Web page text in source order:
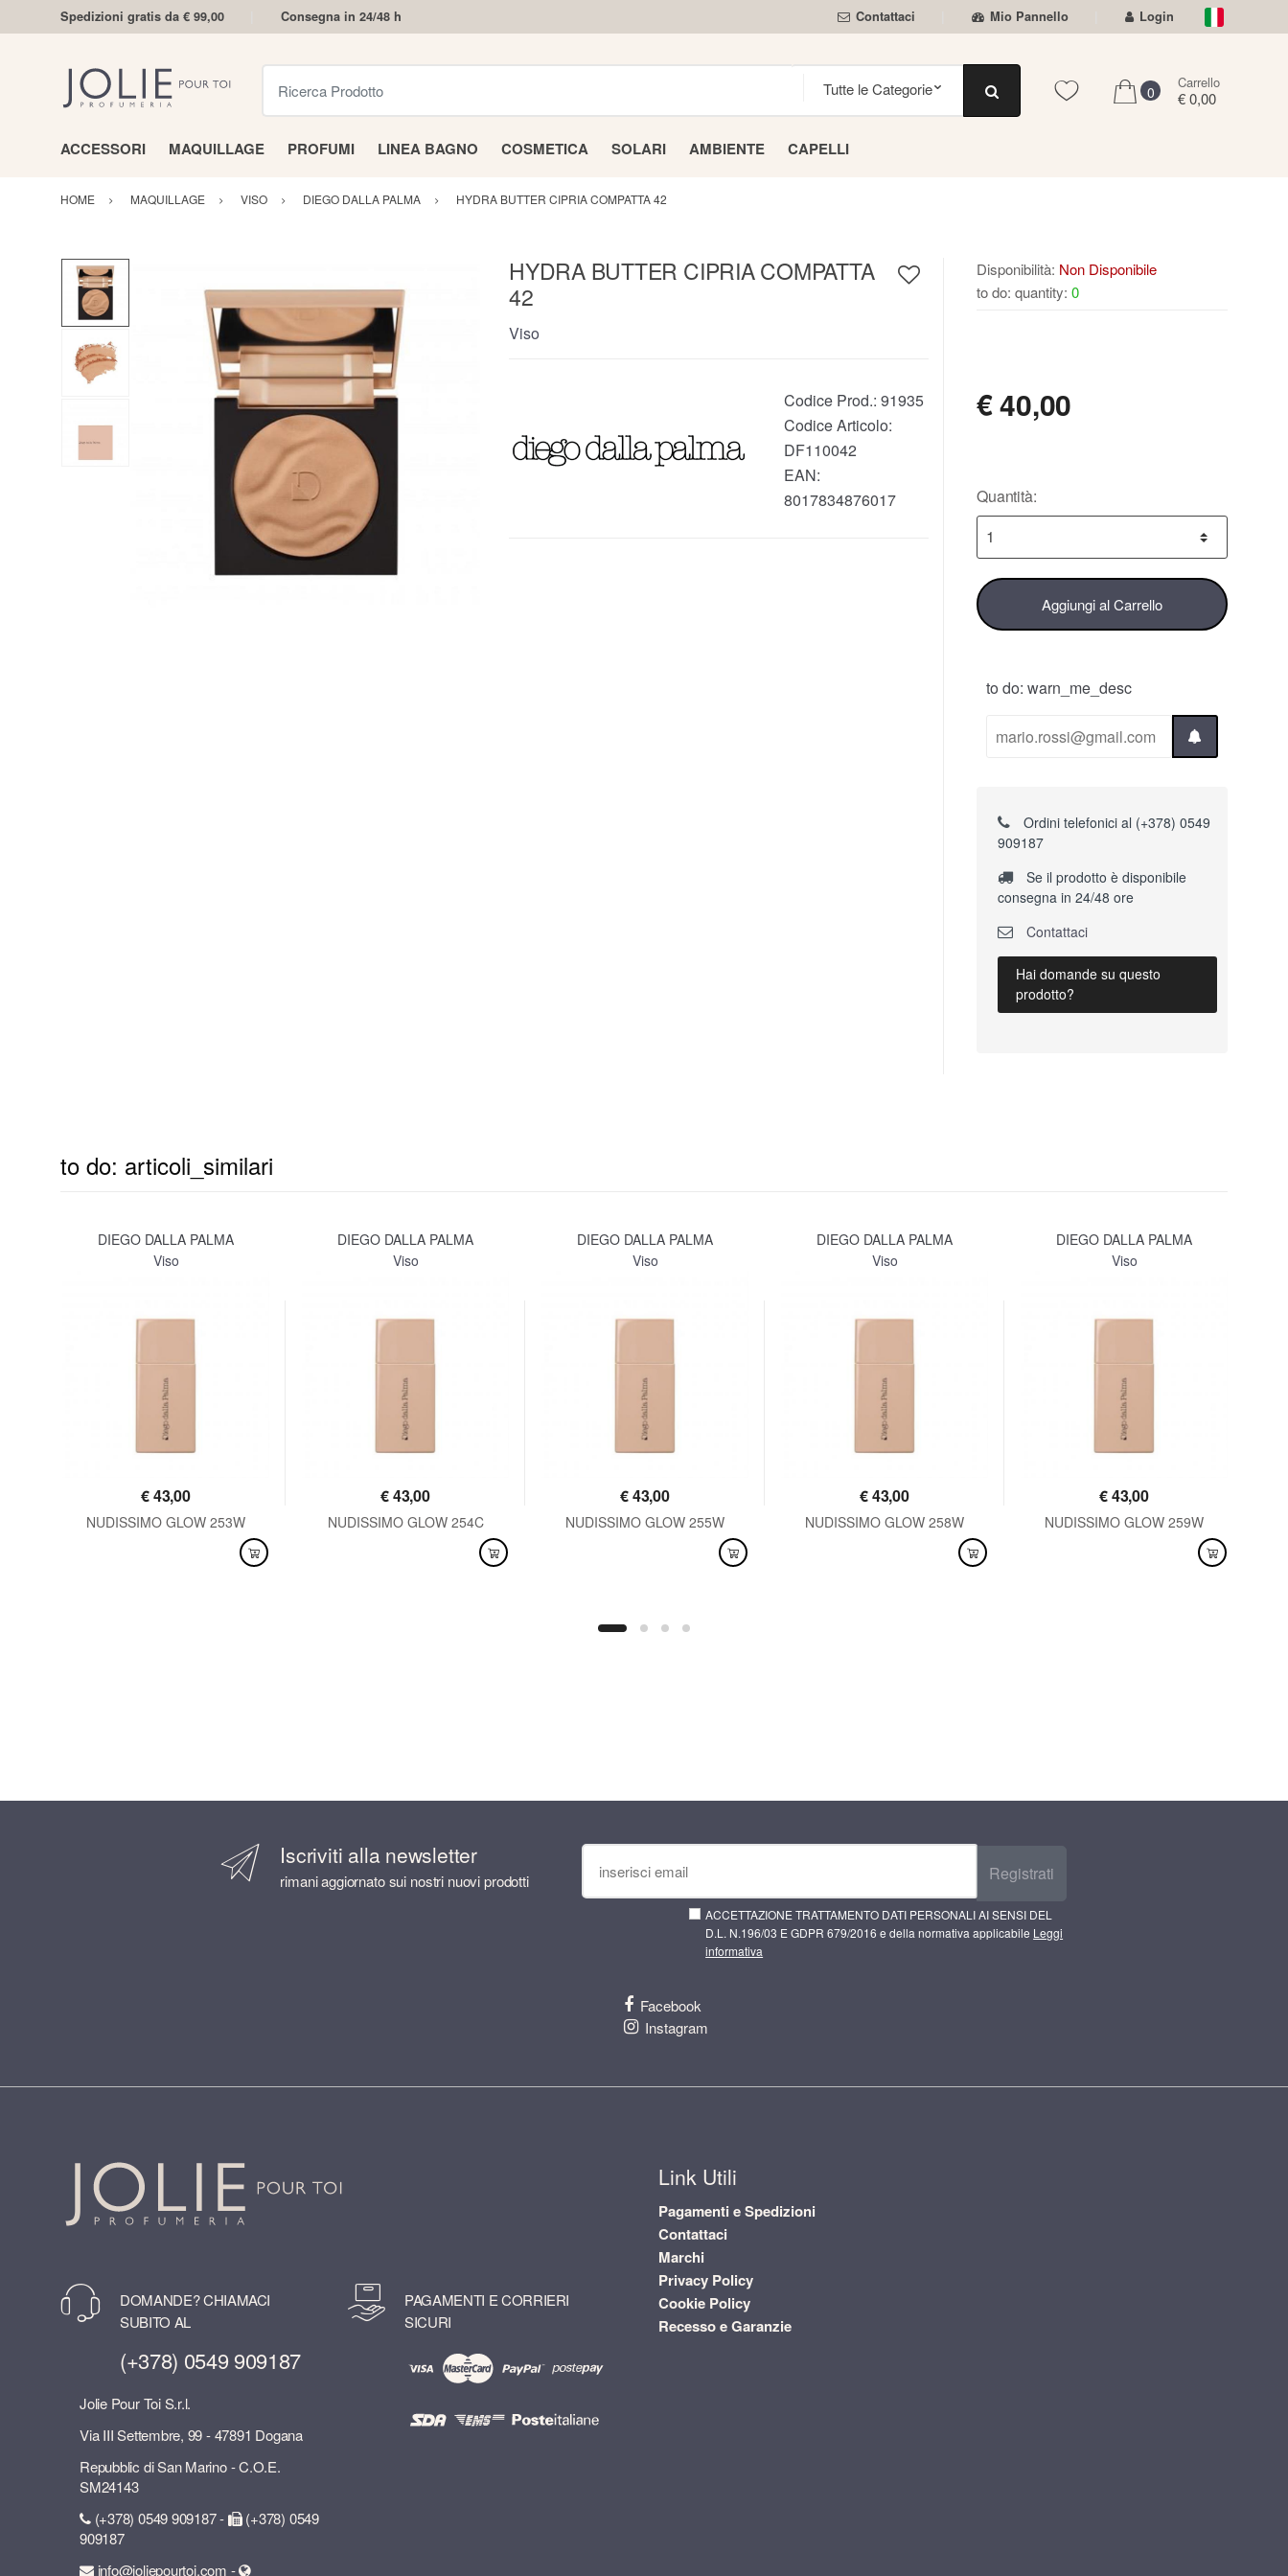
Spedizioni gratis da € 99,00 Consegna in 24/48 h Contattaci Mio Pannello Login
0
Carrello
€ 0,00
ACCESSORI MAQUILLAGE PROFUMI LINEA BAGNO COSMETICA SOLARI AMBIENTE CAPELLI
HOME MAQUILLAGE VISO DIEGO DALLA PALMA HYDRA BUTTER CIPRIA COMPATTA 42
HYDRA BUTTER CIPRIA COMPATTA
42
Viso
Codice Prod.: 91935
Codice Articolo:
DF110042
EAN:
8017834876017
Disponibilità: Non Disponibile
to do: quantity: 0
€40,00
Quantità:
Aggiungi al Carrello
to do: warn_me_desc
Ordini telefonici al (+378) 0549
909187
Se il prodotto è disponibile
consegna in 24/48 ore
Contattaci
Hai domande su questo
prodotto?
to do: articoli_similari
DIEGO DALLA PALMA
Viso
€43,00
NUDISSIMO GLOW 253W
DIEGO DALLA PALMA
Viso
€43,00
NUDISSIMO GLOW 254C
DIEGO DALLA PALMA
Viso
€43,00
NUDISSIMO GLOW 255W
DIEGO DALLA PALMA
Viso
€43,00
NUDISSIMO GLOW 258W
DIEGO DALLA PALMA
Viso
€43,00
NUDISSIMO GLOW 259W
Iscriviti alla newsletter
rimani aggiornato sui nostri nuovi prodotti Registrati
ACCETTAZIONE TRATTAMENTO DATI PERSONALI AI SENSI DEL
D.L. N.196/03 E GDPR 679/2016 e della normativa applicabile Leggi
informativa
Facebook
Instagram
DOMANDE? CHIAMACI
SUBITO AL
(+378) 0549 909187
Jolie Pour Toi S.r.l.
Via III Settembre, 99 - 47891 Dogana
Repubblic di San Marino - C.O.E.
SM24143
(+378) 0549 909187 -
(+378) 0549
909187
info@joliepourtoi.com -
PAGAMENTI E CORRIERI
SICURI
Link Utili
Pagamenti e Spedizioni
Contattaci
Marchi
Privacy Policy
Cookie Policy
Recesso e Garanzie